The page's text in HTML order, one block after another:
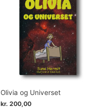
Olivia og Universet
kr. 200,00